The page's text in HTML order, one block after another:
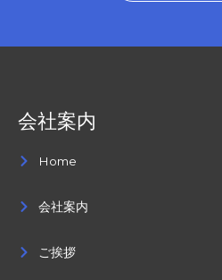
会社案内
Home
会社案内
ご挨拶